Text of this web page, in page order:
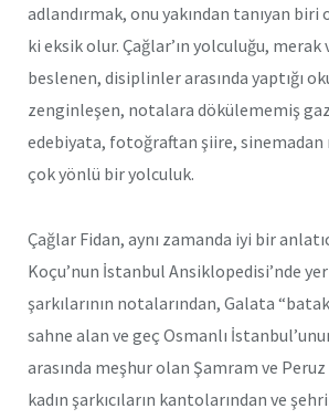
adlandırmak, onu yakından tanıyan
ki eksik olur. Çağlar’ın yolculuğu, merak
beslenen, disiplinler arasında yaptığı
zenginleşen, notalara dökülememiş
edebiyata, fotoğraftan şiire, sinemadan
çok yönlü bir yolculuk.
Çağlar Fidan, aynı zamanda iyi bir
Koçu’nun İstanbul Ansiklopedisi’nde
şarkılarının notalarından, Galata
sahne alan ve geç Osmanlı
arasında meşhur olan Şamram ve
kadın şarkıcıların kantolarından ve